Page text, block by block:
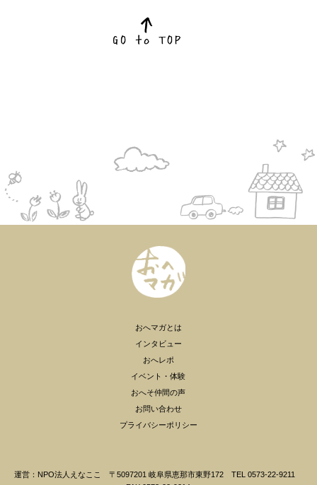
おへマガとは
インタビュー
おへレポ
イベント・体験
おへそ仲間の声
お問い合わせ
プライバシーポリシー
運営：NPO法人えなここ 〒5097201 岐阜県恵那市東野172 TEL 0573-22-9211